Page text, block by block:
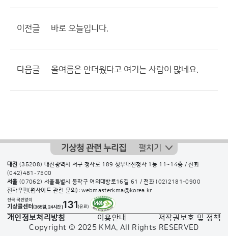
이전글 바로 오늘입니다.
다음글 올여름은 안더웠다고 여기는 사람이 많네요.
기상청 관련 누리집 펼치기
대전 (35208) 대전광역시 서구 청사로 189 정부대전청사 1동 11~14층 / 전화
(042)481-7500
서울 (07062) 서울특별시 동작구 여의대방로16길 61 / 전화(02)2181-0900
전자우편(웹사이트 관련 문의): webmasterkma@korea.kr
개인정보처리방침 이용안내
저작권보호 및 정책
Copyright © 2025 KMA. All Rights RESERVED